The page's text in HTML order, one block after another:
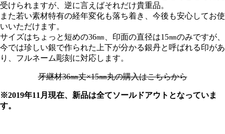
受けられますが、逆に言えばそれだけ貴重品。
また若い素材特有の経年変化も落ち着き、今後も安心してお使
いいただけます。
サイズはちょっと短めの36㎜、印面の直径は15㎜のみですが、
今では珍しい銀で作られた上下が分かる銀丹と呼ばれる印があ
り、フルネーム彫刻に対応します。
牙継材36㎜丈×15㎜丸の購入はこちらから
※2019年11月現在、新品は全てソールドアウトとなっていま
す。